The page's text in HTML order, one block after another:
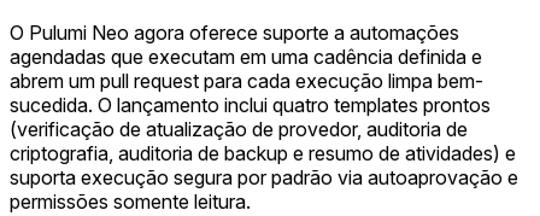
O Pulumi Neo agora oferece suporte a automações
agendadas que executam em uma cadência definida e
abrem um pull request para cada execução limpa bem-
sucedida. O lançamento inclui quatro templates prontos
(verificação de atualização de provedor, auditoria de
criptografia, auditoria de backup e resumo de atividades) e
suporta execução segura por padrão via autoaprovação e
permissões somente leitura.